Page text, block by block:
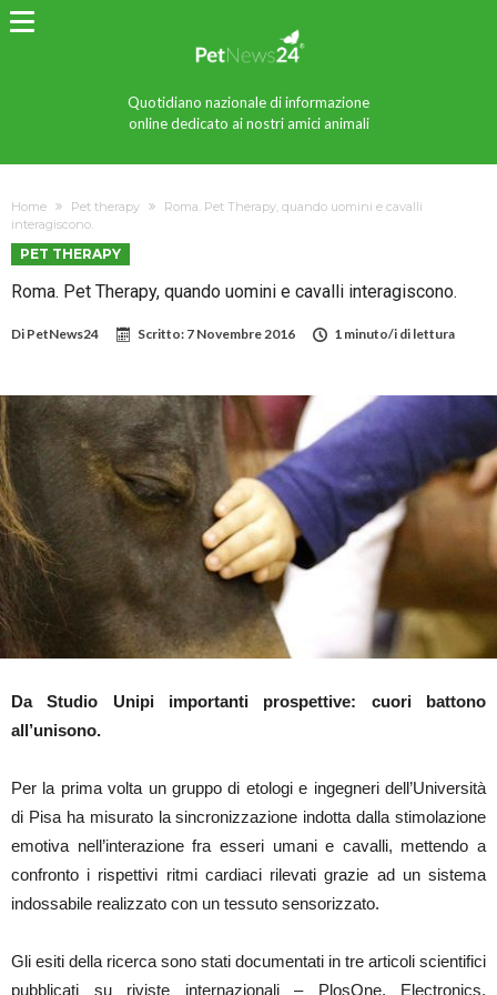
Quotidiano nazionale di informazione
online dedicato ai nostri amici animali
Home Pet therapy
Roma. Pet Therapy, quando uomini e cavalli
interagiscono.
PET THERAPY
Roma. Pet Therapy, quando uomini e cavalli interagiscono.
Di PetNews24 Scritto: 7 Novembre 2016 1 minuto/i di lettura
Da Studio Unipi importanti prospettive: cuori battono
all’unisono.
Per la prima volta un gruppo di etologi e ingegneri dell’Università
di Pisa ha misurato la sincronizzazione indotta dalla stimolazione
emotiva nell’interazione fra esseri umani e cavalli, mettendo a
confronto i rispettivi ritmi cardiaci rilevati grazie ad un sistema
indossabile realizzato con un tessuto sensorizzato.
Gli esiti della ricerca sono stati documentati in tre articoli scientifici
pubblicati su riviste internazionali – PlosOne, Electronics,